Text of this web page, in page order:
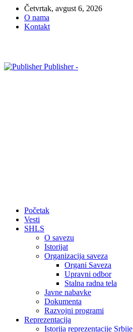
Četvrtak, avgust 6, 2026
O nama
Kontakt
Publisher -
Početak
Vesti
SHLS
O savezu
Istorijat
Organizacija saveza
Organi Saveza
Upravni odbor
Stalna radna tela
Javne nabavke
Dokumenta
Razvojni programi
Reprezentacija
Istorija reprezentacije Srbije